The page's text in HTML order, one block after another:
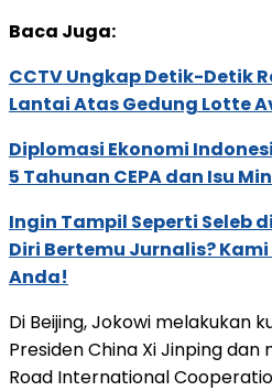
Baca Juga:
CCTV Ungkap Detik-Detik
Lantai Atas Gedung Lotte
Diplomasi Ekonomi
5 Tahunan CEPA dan Isu
Ingin Tampil Seperti Seleb
Diri Bertemu Jurnalis?
Anda!
Di Beijing, Jokowi melakukan
Presiden China Xi Jinping
Road International